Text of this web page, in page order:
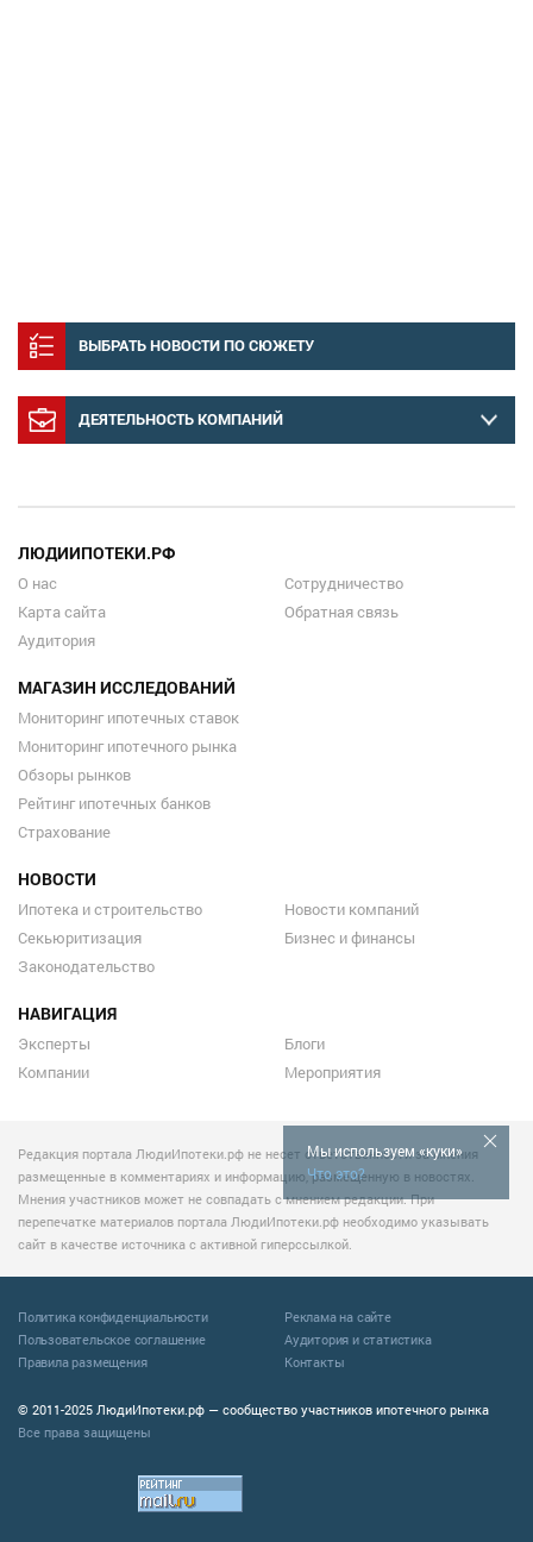
ВЫБРАТЬ НОВОСТИ ПО СЮЖЕТУ
ДЕЯТЕЛЬНОСТЬ КОМПАНИЙ
Мы используем «куки»
Что это?
ЛЮДИИПОТЕКИ.РФ
О нас
Карта сайта
Аудитория
Сотрудничество
Обратная связь
МАГАЗИН ИССЛЕДОВАНИЙ
Мониторинг ипотечных ставок
Мониторинг ипотечного рынка
Обзоры рынков
Рейтинг ипотечных банков
Страхование
НОВОСТИ
Ипотека и строительство
Секьюритизация
Законодательство
Новости компаний
Бизнес и финансы
НАВИГАЦИЯ
Эксперты
Компании
Блоги
Мероприятия
Редакция портала ЛюдиИпотеки.рф не несет ответственности за мнения
размещенные в комментариях и информацию, размещенную в новостях.
Мнения участников может не совпадать с мнением редакции. При
перепечатке материалов портала ЛюдиИпотеки.рф необходимо указывать
сайт в качестве источника с активной гиперссылкой.
© 2011-2025 ЛюдиИпотеки.рф — сообщество участников ипотечного рынка
Все права защищены
Политика конфиденциальности
Пользовательское соглашение
Правила размещения
Реклама на сайте
Аудитория и статистика
Контакты